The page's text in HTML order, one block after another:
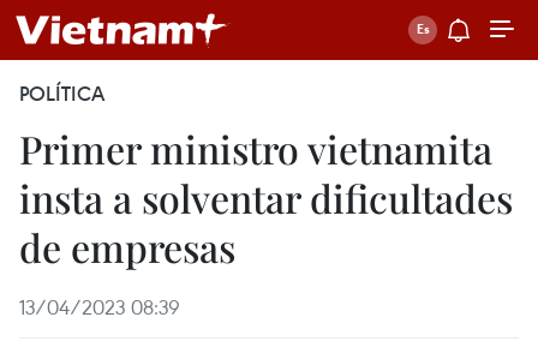
POLÍTICA
Primer ministro vietnamita
insta a solventar dificultades
de empresas
13/04/2023 08:39